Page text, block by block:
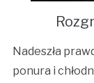
Nadeszła
ponura i